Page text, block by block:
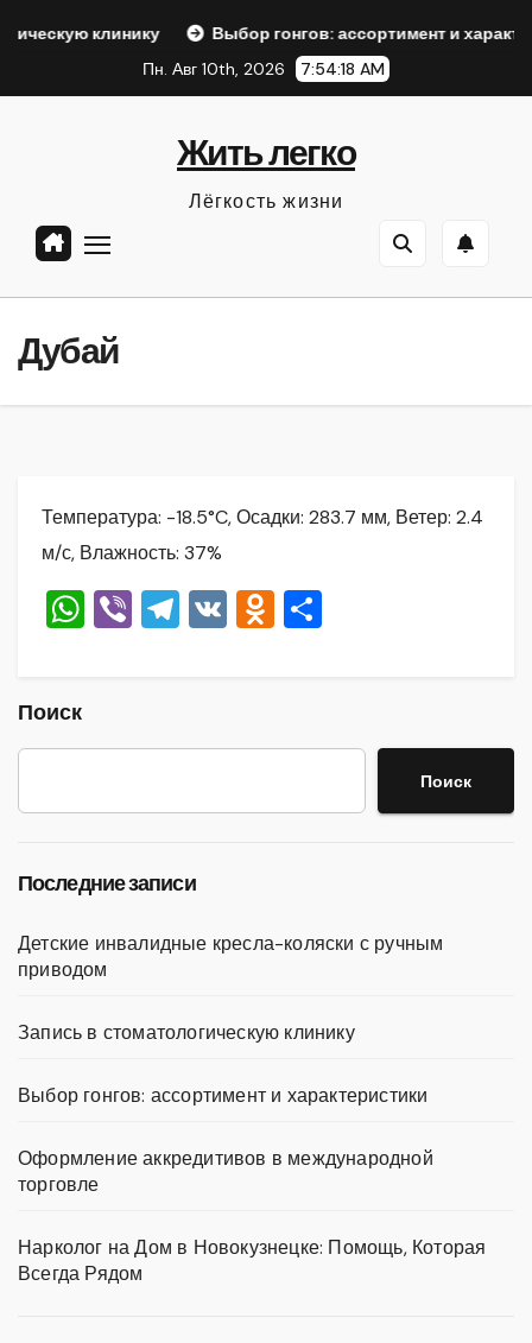
Выбор гонгов: ассортимент и характеристики
Пн. Авг 10th, 2026
7:54:19 AM
Жить легко
Лёгкость жизни
Дубай
Температура: -18.5°C, Осадки: 283.7 мм, Ветер: 2.4
м/с, Влажность: 37%
W
A
p
Vi T
a
m
V O
kl
a
в
и
Поиск
Поиск
Последние записи
Детские инвалидные кресла-коляски с ручным
приводом
Запись в стоматологическую клинику
Выбор гонгов: ассортимент и характеристики
Оформление аккредитивов в международной
торговле
Нарколог на Дом в Новокузнецке: Помощь, Которая
Всегда Рядом